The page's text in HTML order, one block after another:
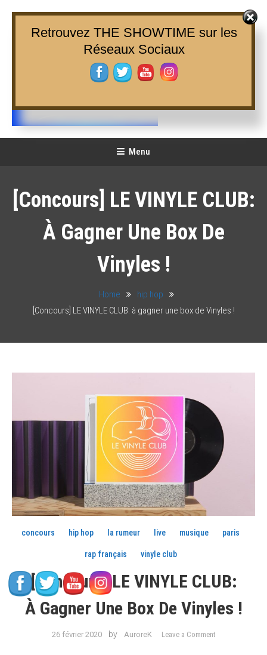
Menu
[Concours] LE VINYLE CLUB:
À Gagner Une Box De
Vinyles !
Home
hip hop
[Concours] LE VINYLE CLUB: à gagner une box de Vinyles !
concours hip hop la rumeur live musique paris
rap français vinyle club
[Concours] LE VINYLE CLUB:
À Gagner Une Box De Vinyles !
26 février 2020 by AuroreK Leave a Commenton
Retrouvez THE SHOWTIME sur les
Réseaux Sociaux